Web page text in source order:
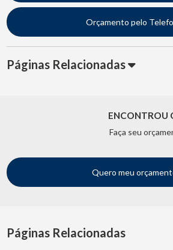
Orçamento pelo
Páginas Relacionadas
ENCONTROU
Faça seu
Quero meu
Páginas Relacionadas